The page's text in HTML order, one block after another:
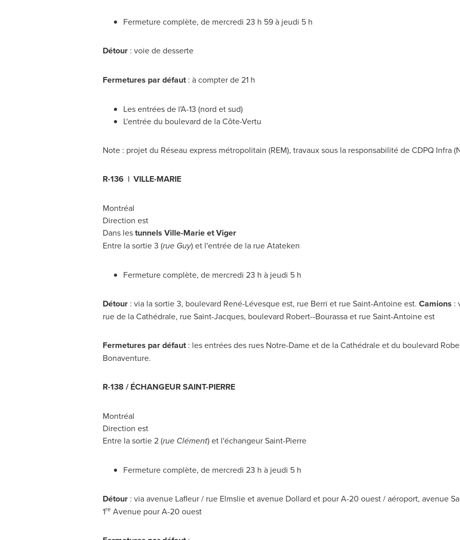
Fermeture complète, de mercredi 23 h 59 à jeudi 5 h
Détour: voie de desserte
Fermetures par défaut: à compter de 21 h
Les entrées de l'A-13 (nord et sud)
L'entrée du boulevard de la Côte-Vertu
Note : projet du Réseau express métropolitain (REM), travaux sous la responsabilité de CDPQ Infra
R-136 | VILLE-MARIE
Montréal
Direction est
Dans lestunnels Ville-Marieet Viger
Entre la sortie 3 (rue Guy) et l'entrée de la rue Atateken
Fermeture complète, de mercredi 23 h à jeudi 5 h
Détour: via la sortie 3, boulevard René-Lévesque est, rue Berri et rueSaint-Antoineest. Camions :
rue de la Cathédrale, rue Saint-Jacques, boulevard Robert--Bourassa et rueSaint-Antoineest
Fermetures par défaut: les entrées des rues Notre-Dameet de la Cathédrale et du boulevard
Bonaventure.
R-138 / ÉCHANGEURSAINT-PIERRE
Montréal
Direction est
Entre la sortie 2 (rue Clément) et l'échangeurSaint-Pierre
Fermeture complète, de mercredi 23 h à jeudi 5 h
Détour: via avenue Lafleur / rue Elmslie et avenue Dollard et pour A-20 ouest / aéroport, avenue
1reAvenue pour A-20 ouest